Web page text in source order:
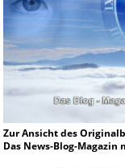
Zur Ansicht des
Das News-Blog-